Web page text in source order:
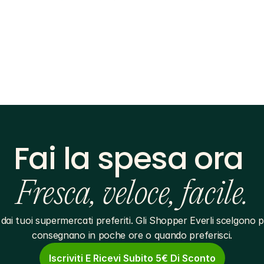
Fai la spesa ora
Fresca, veloce, facile.
tuoi supermercati preferiti. Gli Shopper Everli scelgono
consegnano in poche ore o quando preferisci.
Iscriviti E Ricevi Subito 5€ Di Sconto